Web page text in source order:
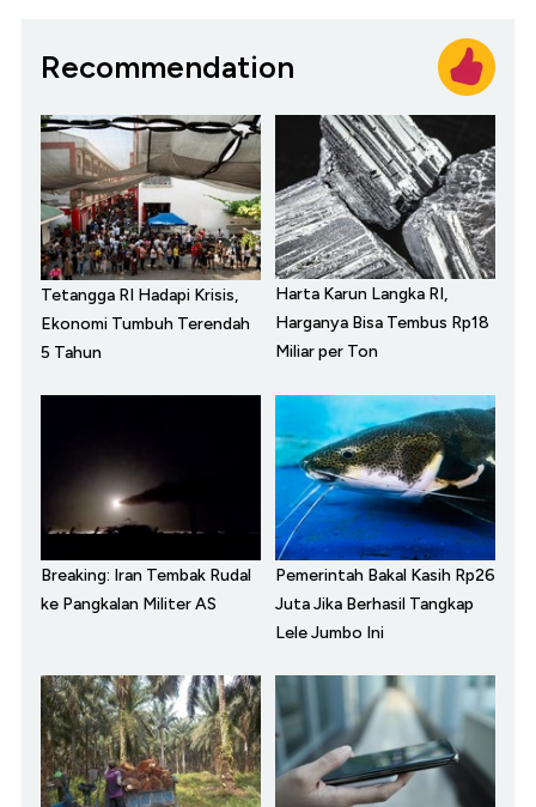
Recommendation
Tetangga RI Hadapi Krisis,
Ekonomi Tumbuh Terendah
5 Tahun
Harta Karun Langka RI,
Harganya Bisa Tembus Rp18
Miliar per Ton
Breaking: Iran Tembak Rudal
ke Pangkalan Militer AS
Pemerintah Bakal Kasih Rp26
Juta Jika Berhasil Tangkap
Lele Jumbo Ini